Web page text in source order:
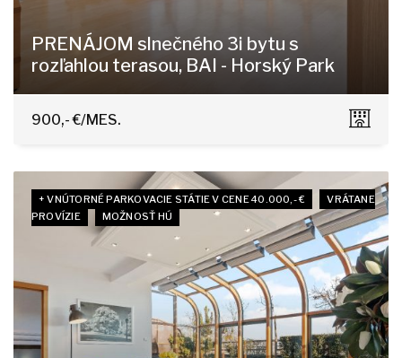
PRENÁJOM slnečného 3i bytu s
rozľahlou terasou, BAI - Horský Park
Čapkova 16, Bratislava - Staré Mesto
900,- €/MES.
+ VNÚTORNÉ PARKOVACIE STÁTIE V CENE 40.000,- €
VRÁTANE
PROVÍZIE
MOŽNOSŤ HÚ